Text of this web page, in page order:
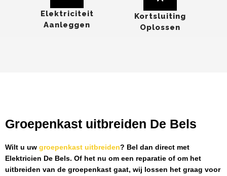
Elektriciteit
Aanleggen
Kortsluiting
Oplossen
Groepenkast uitbreiden De Bels
Wilt u uw groepenkast uitbreiden? Bel dan direct met
Elektricien De Bels. Of het nu om een reparatie of om het
uitbreiden van de groepenkast gaat, wij lossen het graag voor